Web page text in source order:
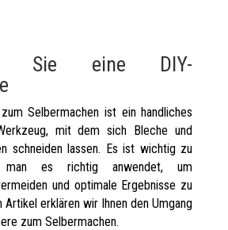
Sie eine DIY-
Selbermachen ist ein handliches
mit dem sich Bleche und
schneiden lassen. Es ist wichtig zu
man es richtig anwendet, um
und optimale Ergebnisse zu
Artikel erklären wir Ihnen den Umgang
zum Selbermachen.